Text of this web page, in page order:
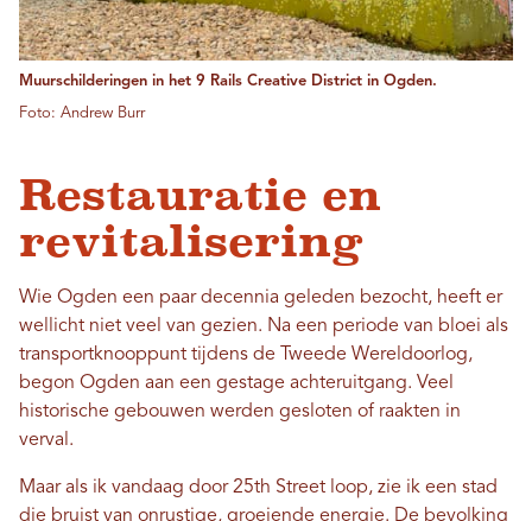
Muurschilderingen in het 9 Rails Creative District in Ogden.
Foto: Andrew Burr
Restauratie en
revitalisering
Wie Ogden een paar decennia geleden bezocht, heeft er
wellicht niet veel van gezien. Na een periode van bloei als
transportknooppunt tijdens de Tweede Wereldoorlog,
begon Ogden aan een gestage achteruitgang. Veel
historische gebouwen werden gesloten of raakten in
verval.
Maar als ik vandaag door 25th Street loop, zie ik een stad
die bruist van onrustige, groeiende energie. De bevolking